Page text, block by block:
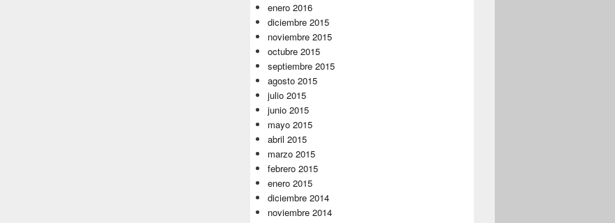
enero 2016
diciembre 2015
noviembre 2015
octubre 2015
septiembre 2015
agosto 2015
julio 2015
junio 2015
mayo 2015
abril 2015
marzo 2015
febrero 2015
enero 2015
diciembre 2014
noviembre 2014